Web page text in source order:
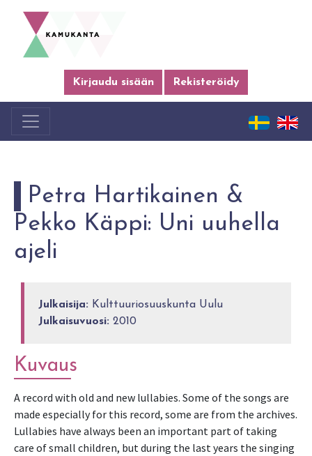
Kirjaudu sisään Rekisteröidy
Petra Hartikainen &
Pekko Käppi: Uni uuhella
ajeli
Julkaisija: Kulttuuriosuuskunta Uulu
Julkaisuvuosi: 2010
Kuvaus
A record with old and new lullabies. Some of the songs are
made especially for this record, some are from the archives.
Lullabies have always been an important part of taking
care of small children, but during the last years the singing